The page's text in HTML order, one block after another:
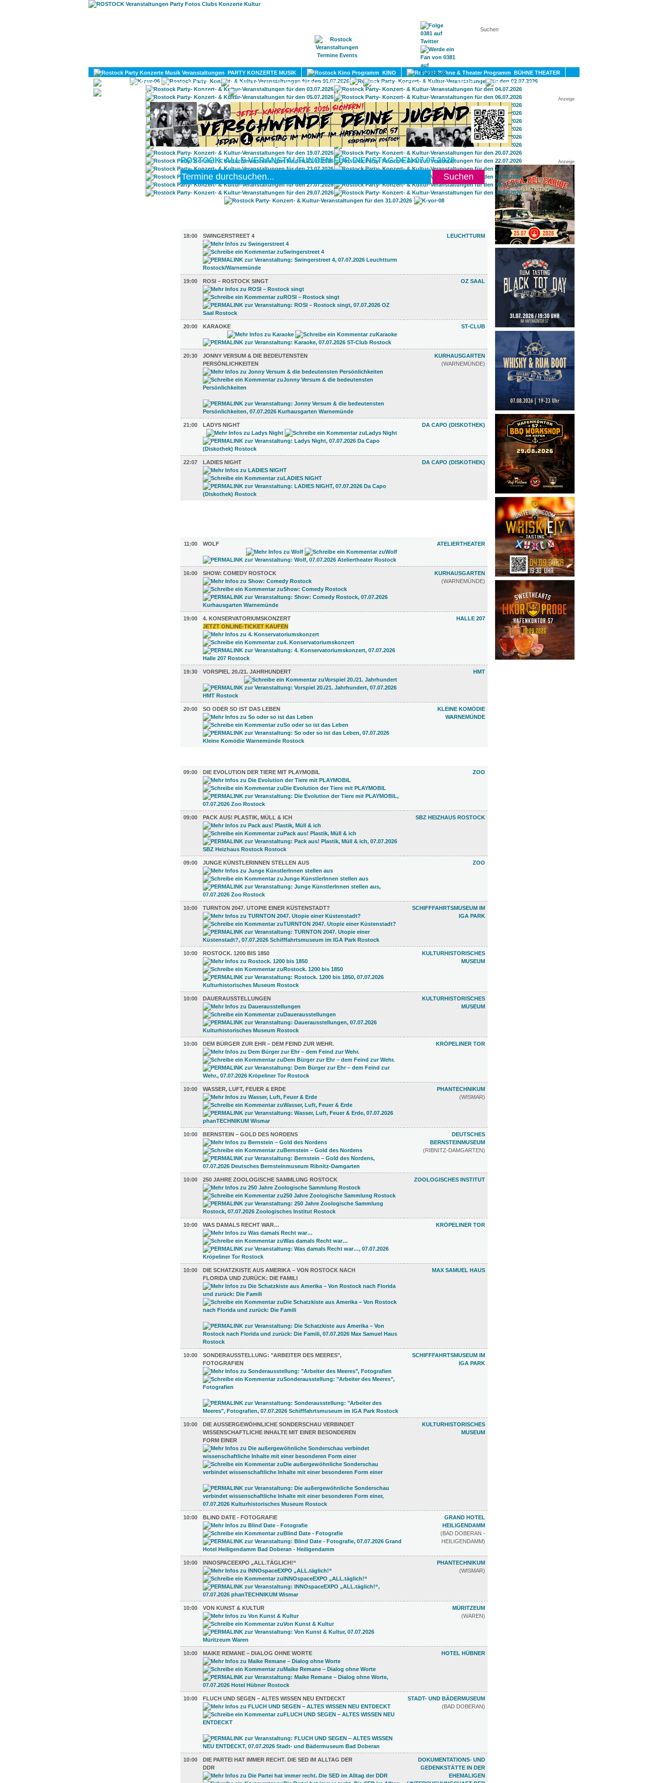
KONTAKT
PARTY KONZERTE MUSIK KINO
BÜHNE THEATER
KULTUR
LITERATUR SPORT
DIVERSES
UMLAND
Anzeige
Anzeige
ROSTOCK: ALLE VERANSTALTUNGEN FÜR DIENSTAG DEN 07.07.2026
18:00
SWINGERSTREET 4 LEUCHTTURM
19:00 ROSI – ROSTOCK SINGT OZ SAAL
20:00 KARAOKE ST-CLUB
20:30
JONNY VERSUM & DIE BEDEUTENSTEN
PERSÖNLICHKEITEN
KURHAUSGARTEN
(WARNEMÜNDE)
21:00 LADYS NIGHT DA CAPO (DISKOTHEK)
22:07 LADIES NIGHT DA CAPO (DISKOTHEK)
11:00
WOLF ATELIERTHEATER
16:00 SHOW: COMEDY ROSTOCK
KURHAUSGARTEN
(WARNEMÜNDE)
19:00
4. KONSERVATORIUMSKONZERT
JETZT ONLINE-TICKET KAUFEN
HALLE 207
19:30 VORSPIEL 20./21. JAHRHUNDERT HMT
20:00 SO ODER SO IST DAS LEBEN
KLEINE KOMÖDIE
WARNEMÜNDE
09:00
DIE EVOLUTION DER TIERE MIT PLAYMOBIL ZOO
09:00 PACK AUS! PLASTIK, MÜLL & ICH SBZ HEIZHAUS ROSTOCK
09:00 JUNGE KÜNSTLERINNEN STELLEN AUS ZOO
10:00 TURNTON 2047. UTOPIE EINER KÜSTENSTADT?
SCHIFFFAHRTSMUSEUM IM
IGA PARK
10:00 ROSTOCK. 1200 BIS 1850
KULTURHISTORISCHES
MUSEUM
10:00 DAUERAUSSTELLUNGEN
KULTURHISTORISCHES
MUSEUM
10:00 DEM BÜRGER ZUR EHR – DEM FEIND ZUR WEHR. KRÖPELINER TOR
10:00 WASSER, LUFT, FEUER & ERDE
PHANTECHNIKUM
(WISMAR)
10:00 BERNSTEIN – GOLD DES NORDENS
DEUTSCHES
BERNSTEINMUSEUM
(RIBNITZ-DAMGARTEN)
10:00 250 JAHRE ZOOLOGISCHE SAMMLUNG ROSTOCK ZOOLOGISCHES INSTITUT
10:00 WAS DAMALS RECHT WAR… KRÖPELINER TOR
10:00
DIE SCHATZKISTE AUS AMERIKA – VON ROSTOCK NACH
FLORIDA UND ZURÜCK: DIE FAMILI
MAX SAMUEL HAUS
10:00
SONDERAUSSTELLUNG: "ARBEITER DES MEERES",
FOTOGRAFIEN
SCHIFFFAHRTSMUSEUM IM
IGA PARK
10:00
DIE AUSSERGEWÖHNLICHE SONDERSCHAU VERBINDET W
ISSENSCHAFTLICHE INHALTE MIT EINER BESONDEREN F
ORM EINER
KULTURHISTORISCHES
MUSEUM
10:00 BLIND DATE - FOTOGRAFIE
GRAND HOTEL
HEILIGENDAMM
(BAD DOBERAN -
HEILIGENDAMM)
10:00 INNOSPACEEXPO „ALL.TÄGLICH!“
PHANTECHNIKUM
(WISMAR)
10:00 VON KUNST & KULTUR
MÜRITZEUM
(WAREN)
10:00 MAIKE REMANE – DIALOG OHNE WORTE HOTEL HÜBNER
10:00 FLUCH UND SEGEN – ALTES WISSEN NEU ENTDECKT
STADT- UND BÄDERMUSEUM
(BAD DOBERAN)
10:00
DIE PARTEI HAT IMMER RECHT. DIE SED IM ALLTAG DER
DDR
DOKUMENTATIONS- UND
GEDENKSTÄTTE IN DER
EHEMALIGEN